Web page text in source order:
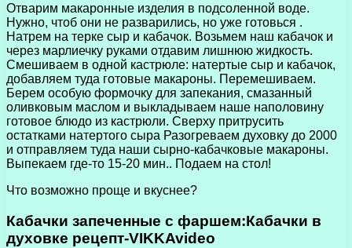
Отварим макаронные изделия в подсоленной воде.
Нужно, чтоб они не разварились, но уже готовься .
Натрем на терке сыр и кабачок. Возьмем наш кабачок и
через марлиечку руками отдавим лишнюю жидкость.
Смешиваем в одной кастрюле: натертые сыр и кабачок,
добавляем туда готовые макароны. Перемешиваем.
Берем особую формочку для запекания, смазанный
оливковым маслом и выкладываем наше наполовину
готовое блюдо из кастрюли. Сверху притрусить
остатками натертого сыра Разогреваем духовку до 2000
и отправляем туда наши сырно-кабачковые макароны.
Выпекаем где-то 15-20 мин.. Подаем на стол!
Что возможно проще и вкуснее?
Кабачки запеченные с фаршем:Кабачки в
духовке рецепт-VIKKAvideo